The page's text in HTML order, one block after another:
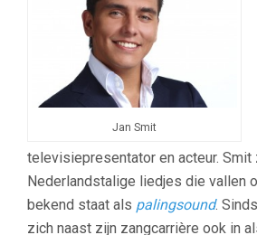
Jan Smit
televisiepresentator en acteur. Smit
Nederlandstalige liedjes die vallen
bekend staat als palingsound.
zich naast zijn zangcarrière ook in